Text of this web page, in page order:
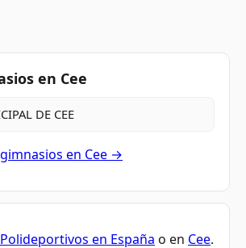
en Cee
DE CEE
en Cee →
Polideportivos en España o en Cee.